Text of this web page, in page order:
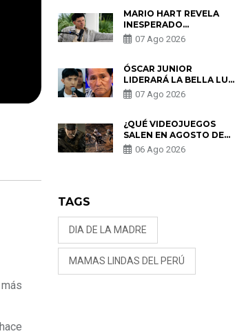
MARIO HART REVELA
INESPERADO
PROBLEMA DE SALUD
ANTES DE SEPARARSE
ENCONTRARON UN
TUMOR”
07 Ago 2026
ÓSCAR JUNIOR
LIDERARÁ LA BELLA LUZ
TRAS SALIDA DE SU
PADRE POR POLÉMICA
07 Ago 2026
¿QUÉ VIDEOJUEGOS
SALEN EN AGOSTO DE
2026? ESTOS SON LOS
ESTRENOS MÁS
06 Ago 2026
TAGS
DIA DE LA MADRE
MAMAS LINDAS DEL PERÚ